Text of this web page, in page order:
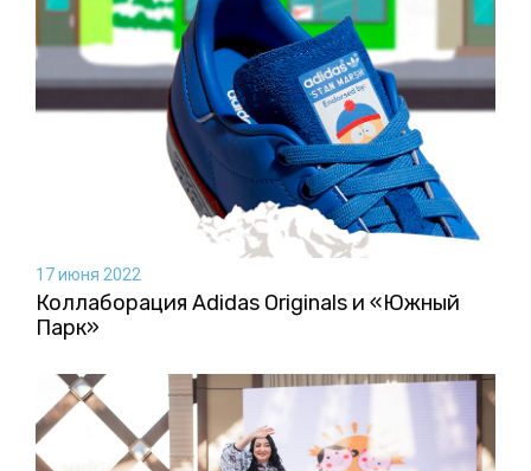
17 июня 2022
Коллаборация Аdidas Originals и «Южный
Парк»